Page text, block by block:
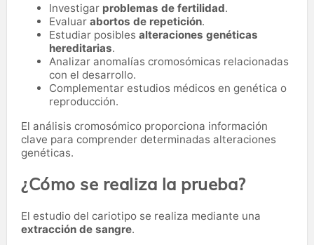
Investigar problemas de fertilidad.
Evaluar abortos de repetición.
Estudiar posibles alteraciones genéticas
hereditarias.
Analizar anomalías cromosómicas relacionadas
con el desarrollo.
Complementar estudios médicos en genética o
reproducción.
El análisis cromosómico proporciona información
clave para comprender determinadas alteraciones
genéticas.
¿Cómo se realiza la prueba?
El estudio del cariotipo se realiza mediante una
extracción de sangre.